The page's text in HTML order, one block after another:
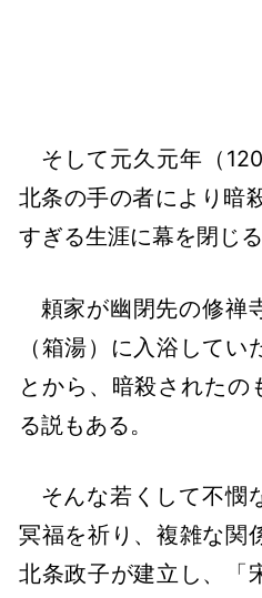
そして元久元年（
北条の手の者により暗
すぎる生涯に幕を閉じ
頼家が幽閉先の修禅
（箱湯）に入浴してい
とから、暗殺された
る説もある。
そんな若くして不憫
冥福を祈り、複雑な関
北条政子が建立し、「